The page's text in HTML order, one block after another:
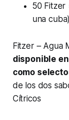
50 Fitzer
una cuba)
Fitzer – Agua
disponible
como
de los dos
Cítricos